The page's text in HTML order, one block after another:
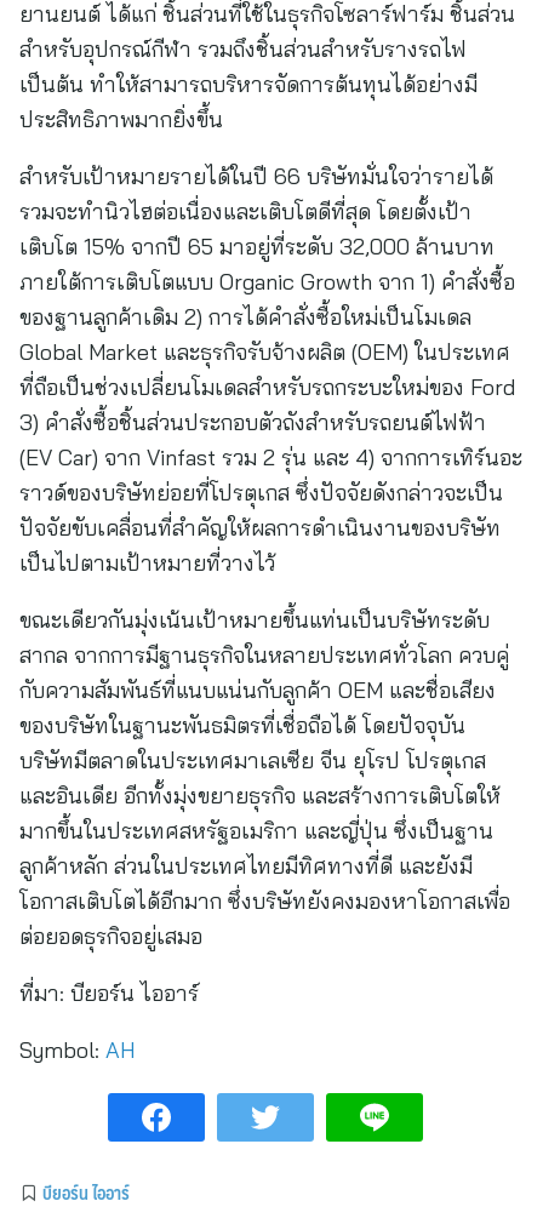
ยานยนต์ ได้แก่ ชิ้นส่วนที่ใช้ในธุรกิจโซลาร์ฟาร์ม ชิ้นส่วน
สำหรับอุปกรณ์กีฬา รวมถึงชิ้นส่วนสำหรับรางรถไฟ
เป็นต้น ทำให้สามารถบริหารจัดการต้นทุนได้อย่างมี
ประสิทธิภาพมากยิ่งขึ้น
สำหรับเป้าหมายรายได้ในปี 66 บริษัทมั่นใจว่ารายได้
รวมจะทำนิวไฮต่อเนื่องและเติบโตดีที่สุด โดยตั้งเป้า
เติบโต 15% จากปี 65 มาอยู่ที่ระดับ 32,000 ล้านบาท
ภายใต้การเติบโตแบบ Organic Growth จาก 1) คำสั่งซื้อ
ของฐานลูกค้าเดิม 2) การได้คำสั่งซื้อใหม่เป็นโมเดล
Global Market และธุรกิจรับจ้างผลิต (OEM) ในประเทศ
ที่ถือเป็นช่วงเปลี่ยนโมเดลสำหรับรถกระบะใหม่ของ Ford
3) คำสั่งซื้อชิ้นส่วนประกอบตัวถังสำหรับรถยนต์ไฟฟ้า
(EV Car) จาก Vinfast รวม 2 รุ่น และ 4) จากการเทิร์นอะ
ราวด์ของบริษัทย่อยที่โปรตุเกส ซึ่งปัจจัยดังกล่าวจะเป็น
ปัจจัยขับเคลื่อนที่สำคัญให้ผลการดำเนินงานของบริษัท
เป็นไปตามเป้าหมายที่วางไว้
ขณะเดียวกันมุ่งเน้นเป้าหมายขึ้นแท่นเป็นบริษัทระดับ
สากล จากการมีฐานธุรกิจในหลายประเทศทั่วโลก ควบคู่
กับความสัมพันธ์ที่แนบแน่นกับลูกค้า OEM และชื่อเสียง
ของบริษัทในฐานะพันธมิตรที่เชื่อถือได้ โดยปัจจุบัน
บริษัทมีตลาดในประเทศมาเลเซีย จีน ยุโรป โปรตุเกส
และอินเดีย อีกทั้งมุ่งขยายธุรกิจ และสร้างการเติบโตให้
มากขึ้นในประเทศสหรัฐอเมริกา และญี่ปุ่น ซึ่งเป็นฐาน
ลูกค้าหลัก ส่วนในประเทศไทยมีทิศทางที่ดี และยังมี
โอกาสเติบโตได้อีกมาก ซึ่งบริษัทยังคงมองหาโอกาสเพื่อ
ต่อยอดธุรกิจอยู่เสมอ
ที่มา: บียอร์น ไออาร์
Symbol: AH
บียอร์น ไออาร์